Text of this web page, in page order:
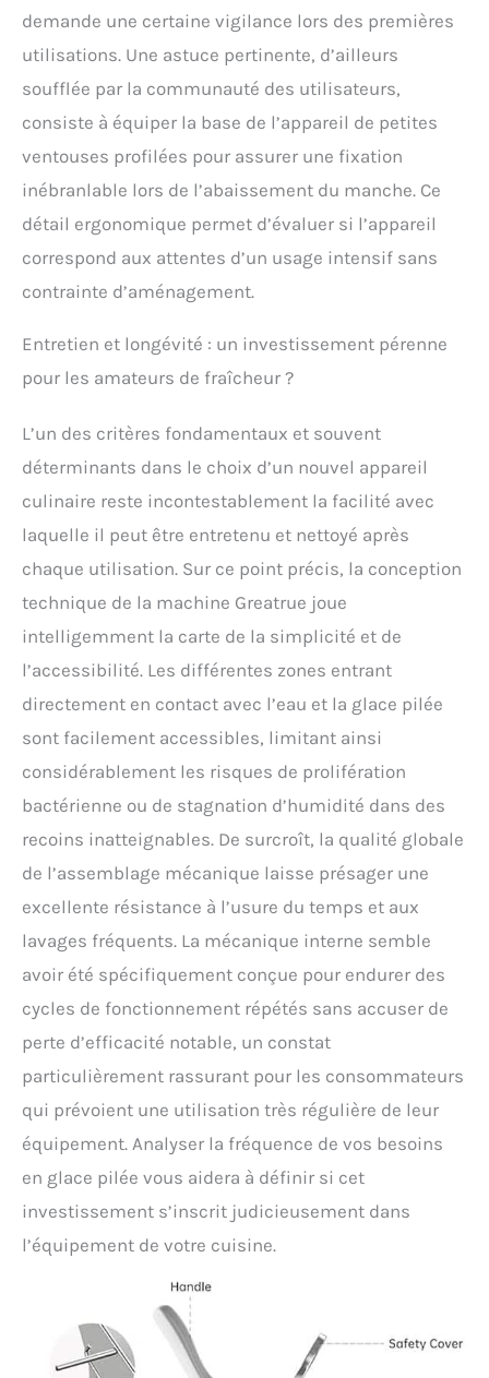
demande une certaine vigilance lors des premières
utilisations. Une astuce pertinente, d’ailleurs
soufflée par la communauté des utilisateurs,
consiste à équiper la base de l’appareil de petites
ventouses profilées pour assurer une fixation
inébranlable lors de l’abaissement du manche. Ce
détail ergonomique permet d’évaluer si l’appareil
correspond aux attentes d’un usage intensif sans
contrainte d’aménagement.
Entretien et longévité : un investissement pérenne
pour les amateurs de fraîcheur ?
L’un des critères fondamentaux et souvent
déterminants dans le choix d’un nouvel appareil
culinaire reste incontestablement la facilité avec
laquelle il peut être entretenu et nettoyé après
chaque utilisation. Sur ce point précis, la conception
technique de la machine Greatrue joue
intelligemment la carte de la simplicité et de
l’accessibilité. Les différentes zones entrant
directement en contact avec l’eau et la glace pilée
sont facilement accessibles, limitant ainsi
considérablement les risques de prolifération
bactérienne ou de stagnation d’humidité dans des
recoins inatteignables. De surcroît, la qualité globale
de l’assemblage mécanique laisse présager une
excellente résistance à l’usure du temps et aux
lavages fréquents. La mécanique interne semble
avoir été spécifiquement conçue pour endurer des
cycles de fonctionnement répétés sans accuser de
perte d’efficacité notable, un constat
particulièrement rassurant pour les consommateurs
qui prévoient une utilisation très régulière de leur
équipement. Analyser la fréquence de vos besoins
en glace pilée vous aidera à définir si cet
investissement s’inscrit judicieusement dans
l’équipement de votre cuisine.